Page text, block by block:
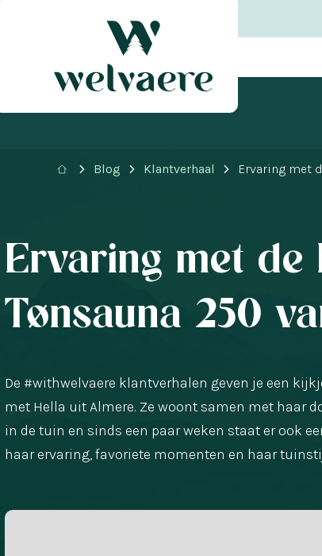
Blog Klantverhaal Ervaring met
Ervaring met
Tønsauna 250
De #withwelvaere klantverhalen geven je een
met Hella uit Almere. Ze woont samen met haar
in de tuin en sinds een paar weken staat er ook
haar ervaring, favoriete momenten en haar